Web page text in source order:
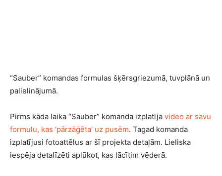
“Sauber” komandas formulas šķērsgriezumā, tuvplānā un
palielinājumā.
Pirms kāda laika “Sauber” komanda izplatīja video ar savu
formulu, kas ‘pārzāģēta’ uz pusēm. Tagad komanda
izplatījusi fotoattēlus ar šī projekta detaļām. Lieliska
iespēja detalīzēti aplūkot, kas lācītim vēderā.